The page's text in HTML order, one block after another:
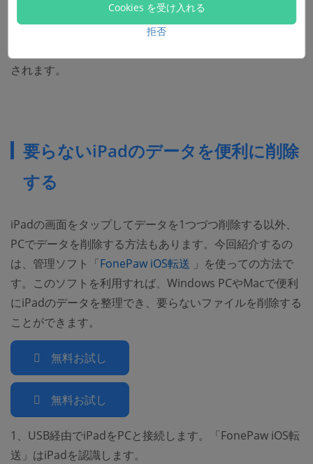
されます。
要らないiPadのデータを便利に削除
する
iPadの画面をタップしてデータを1つづつ削除する以外、
PCでデータを削除する方法もあります。今回紹介するの
は、管理ソフト「FonePaw iOS転送 (opens new window)
」を使っての方法で
す。このソフトを利用すれば、Windows PCやMacで便利
にiPadのデータを整理でき、要らないファイルを削除する
ことができます。
無料お試し
無料お試し
1、USB経由でiPadをPCと接続します。「FonePaw iOS転
送」はiPadを認識します。
Cookies を受け入れる
拒否